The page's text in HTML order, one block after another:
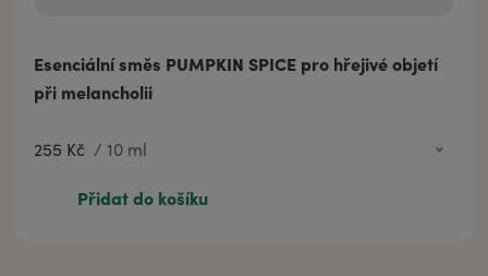
Esenciální směs PUMPKIN SPICE pro hřejivé objetí
při melancholii
255 Kč / 10 ml
Přidat do košíku